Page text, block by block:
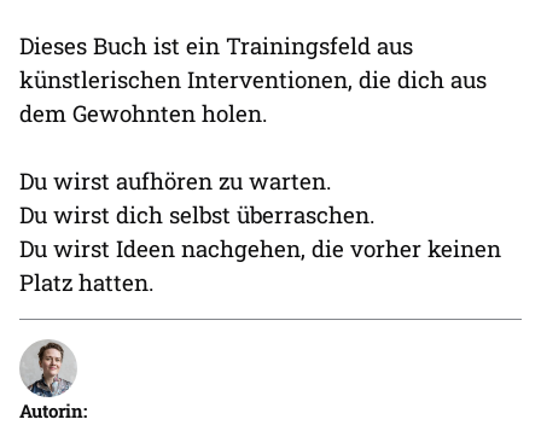
Dieses Buch ist ein Trainingsfeld aus
künstlerischen Interventionen, die dich aus
dem Gewohnten holen.
Du wirst aufhören zu warten.
Du wirst dich selbst überraschen.
Du wirst Ideen nachgehen, die vorher keinen
Platz hatten.
Autorin: